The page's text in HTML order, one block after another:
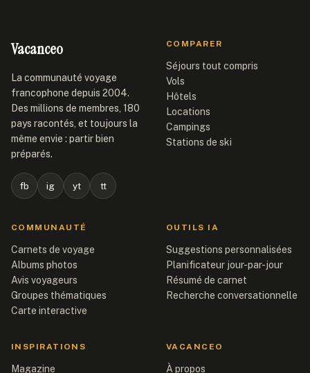
Vacanceo
La communauté voyage
francophone depuis 2004.
Des millions de membres, 180
pays racontés, et toujours la
même envie : partir bien
préparés.
fb ig yt tt
COMPARER
Séjours tout compris
Vols
Hôtels
Locations
Campings
Stations de ski
COMMUNAUTÉ
Carnets de voyage
Albums photos
Avis voyageurs
Groupes thématiques
Carte interactive
OUTILS IA
Suggestions personnalisées
Planificateur jour-par-jour
Résumé de carnet
Recherche conversationnelle
INSPIRATIONS
Magazine
VACANCEO
À propos